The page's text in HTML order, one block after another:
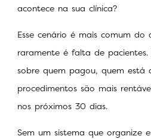
acontece na sua clínica?
Esse cenário é mais comum do
raramente é falta de
sobre quem pagou, quem está
procedimentos são mais
nos próximos 30 dias.
Sem um sistema que organize